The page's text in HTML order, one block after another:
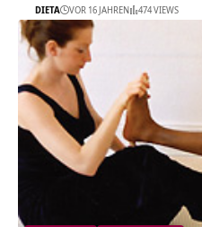
DIETA VOR 16 JAHREN 474 VIEWS